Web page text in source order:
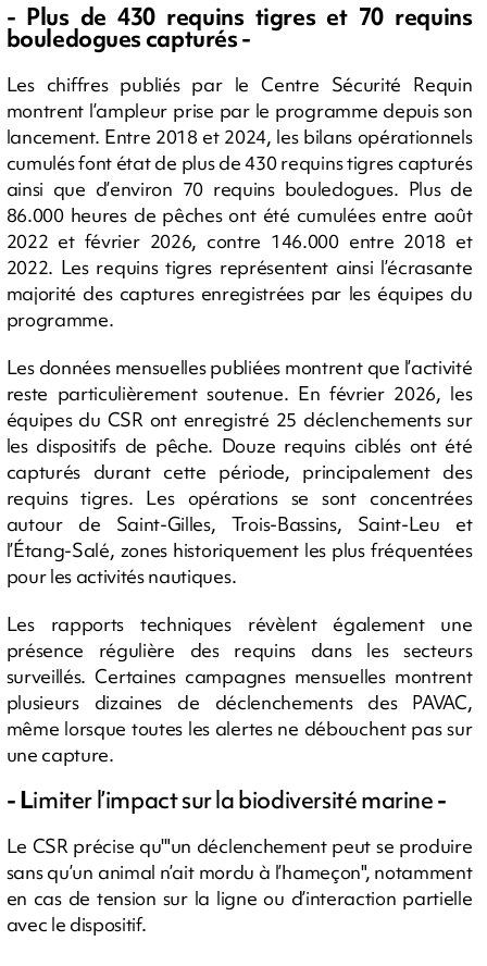
- Plus de 430 requins tigres et 70 requins
bouledogues capturés -
Les chiffres publiés par le Centre Sécurité Requin
montrent l’ampleur prise par le programme depuis son
lancement. Entre 2018 et 2024, les bilans opérationnels
cumulés font état de plus de 430 requins tigres capturés
ainsi que d’environ 70 requins bouledogues. Plus de
86.000 heures de pêches ont été cumulées entre août
2022 et février 2026, contre 146.000 entre 2018 et
2022. Les requins tigres représentent ainsi l’écrasante
majorité des captures enregistrées par les équipes du
programme.
Les données mensuelles publiées montrent que l’activité
reste particulièrement soutenue. En février 2026, les
équipes du CSR ont enregistré 25 déclenchements sur
les dispositifs de pêche. Douze requins ciblés ont été
capturés durant cette période, principalement des
requins tigres. Les opérations se sont concentrées
autour de Saint-Gilles, Trois-Bassins, Saint-Leu et
l’Étang-Salé, zones historiquement les plus fréquentées
pour les activités nautiques.
Les rapports techniques révèlent également une
présence régulière des requins dans les secteurs
surveillés. Certaines campagnes mensuelles montrent
plusieurs dizaines de déclenchements des PAVAC,
même lorsque toutes les alertes ne débouchent pas sur
une capture.
- Limiter l’impact sur la biodiversité marine-
Le CSR précise qu'"un déclenchement peut se produire
sans qu’un animal n’ait mordu à l’hameçon", notamment
en cas de tension sur la ligne ou d’interaction partielle
avec le dispositif.